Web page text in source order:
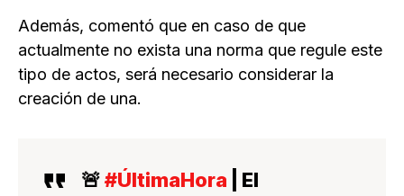
Además, comentó que en caso de que
actualmente no exista una norma que regule este
tipo de actos, será necesario considerar la
creación de una.
🚨#ÚltimaHora | El